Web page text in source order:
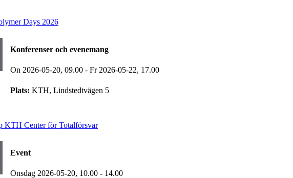
Days 2026
Konferenser och evenemang
On 2026-05-20, 09.00 - Fr 2026-05-22, 17.00
Plats: KTH, Lindstedtvägen 5
KTH Center för Totalförsvar
Event
Onsdag 2026-05-20, 10.00 - 14.00